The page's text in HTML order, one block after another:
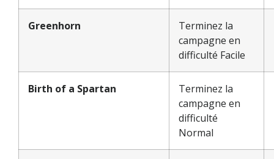
Greenhorn
Terminez la
campagne en
difficulté Facile
Birth of a Spartan
Terminez la
campagne en
difficulté
Normal